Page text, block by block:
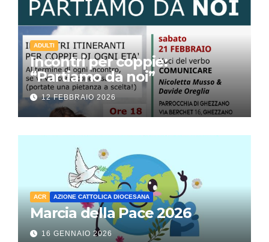
ADULTI
Incontri per coppie:
“Partiamo da noi”
12 FEBBRAIO 2026
ACR AZIONE CATTOLICA DIOCESANA
Marcia della Pace 2026
16 GENNAIO 2026